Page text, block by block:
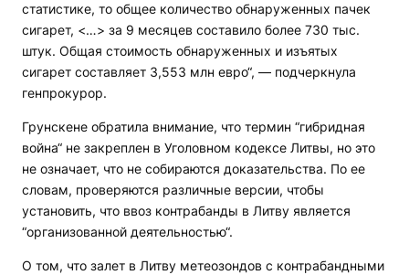
статистике, то общее количество обнаруженных пачек
сигарет, <…> за 9 месяцев составило более 730 тыс.
штук. Общая стоимость обнаруженных и изъятых
сигарет составляет 3,553 млн евро“, — подчеркнула
генпрокурор.
Грунскене обратила внимание, что термин “гибридная
война“ не закреплен в Уголовном кодексе Литвы, но это
не означает, что не собираются доказательства. По ее
словам, проверяются различные версии, чтобы
установить, что ввоз контрабанды в Литву является
“организованной деятельностью“.
О том, что залет в Литву метеозондов с контрабандными